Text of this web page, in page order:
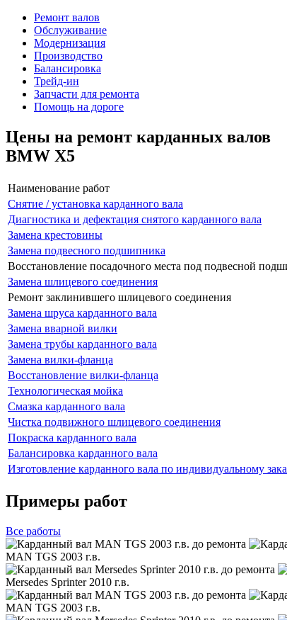
Ремонт валов
Обслуживание
Модернизация
Производство
Балансировка
Трейд-ин
Запчасти для ремонта
Помощь на дороге
Цены на ремонт карданных валов
BMW X5
Наименование работ
Снятие / установка карданного вала
Диагностика и дефектация снятого карданного вала
Замена крестовины
Замена подвесного подшипника
Восстановление посадочного места под подвесной
Замена шлицевого соединения
Ремонт заклинившего шлицевого соединения
Замена шруса карданного вала
Замена вварной вилки
Замена трубы карданного вала
Замена вилки-фланца
Восстановление вилки-фланца
Технологическая мойка
Смазка карданного вала
Чистка подвижного шлицевого соединения
Покраска карданного вала
Балансировка карданного вала
Изготовление карданного вала по индивидуальному
Примеры работ
Все работы
MAN TGS 2003 г.в.
Mersedes Sprinter 2010 г.в.
MAN TGS 2003 г.в.